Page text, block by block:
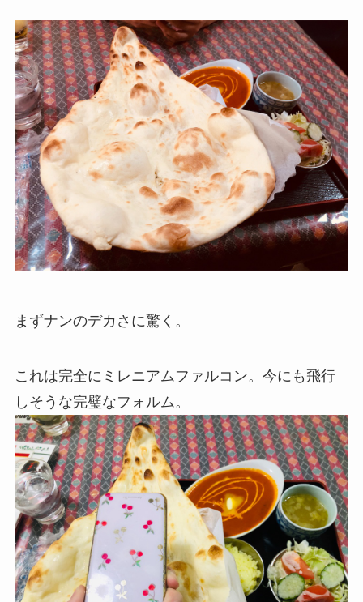
まずナンのデカさに驚く。
これは完全にミレニアムファルコン。今にも飛行
しそうな完璧なフォルム。